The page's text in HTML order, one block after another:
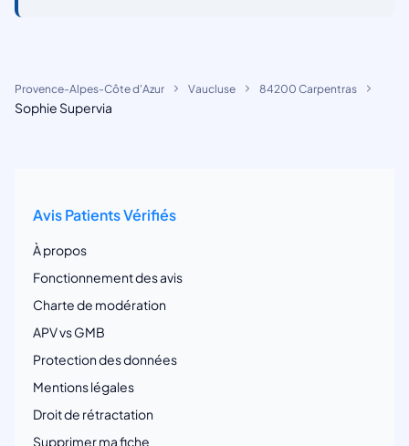
Provence-Alpes-Côte d'Azur Vaucluse 84200 Carpentras
Sophie Supervia
Avis Patients Vérifiés
À propos
Fonctionnement des avis
Charte de modération
APV vs GMB
Protection des données
Mentions légales
Droit de rétractation
Supprimer ma fiche